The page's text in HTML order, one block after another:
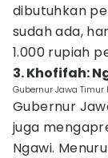
dibutuhkan
sudah ada,
1.000 rupiah
3. Khofifah:
Gubernur Jawa
Gubernur
juga
Ngawi.